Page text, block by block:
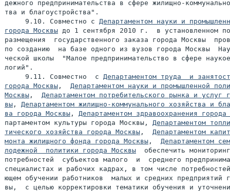
дежного предпринимательства в сфере жилищно-
тва и благоустройства".
     9.10. Совместно с
Департаментом науки и
города Москвы до 1 сентября 2010 г.  в установленном
размещения  государственного заказа города Москвы
по созданию  на базе одного из вузов города Москвы
ческой школы  "Малое предпринимательство в сфере
     9.11. Совместно  с
Департаментом труда  и
города Москвы , Департаментом науки и промышленной
Москвы , Департаментом потребительского рынка и услуг
вы , Департаментом жилищно-коммунального хозяйства и
ва города Москвы , Департаментом здравоохранения города
партаментом культуры города Москвы, Департаментом
тического хозяйства города Москвы , Департаментом
монта жилищного фонда города Москвы , Департаментом
лодежной  политики города Москвы
обеспечить
потребностей  субъектов малого  и  среднего
специалистах и рабочих кадрах, в том числе
ющем обучении работников  малых и средних предприятий
вы,  с целью корректировки тематики обучения и